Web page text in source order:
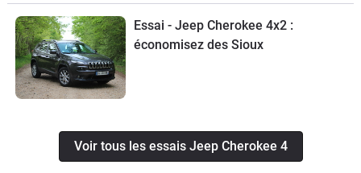
Essai - Jeep Cherokee 4x2 :
économisez des Sioux
Voir tous les essais Jeep Cherokee 4